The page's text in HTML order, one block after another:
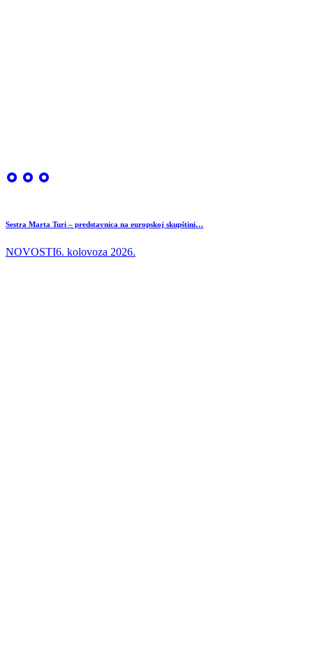
Sestra Marta Turi – predstavnica na europskoj skupštini…
NOVOSTI6. kolovoza 2026.